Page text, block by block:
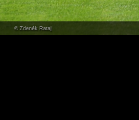
© Zdeněk Rataj